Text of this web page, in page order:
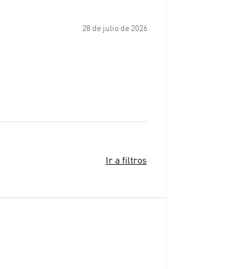
28 de julio de 2026
Ir a filtros